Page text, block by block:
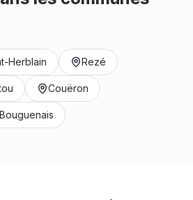
Herblain Rezé
Couëron
Bouguenais